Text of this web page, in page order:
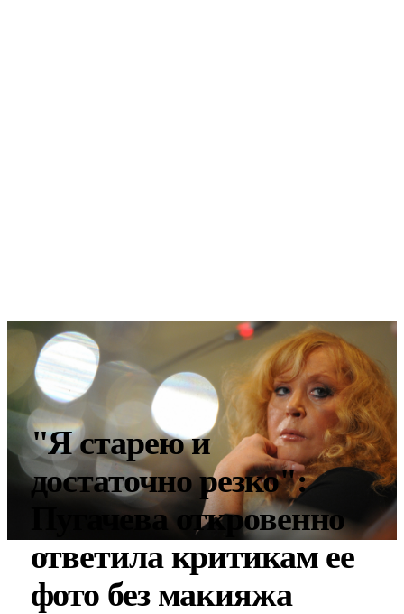
"Я старею и
достаточно резко":
Пугачева откровенно
ответила критикам ее
фото без макияжа